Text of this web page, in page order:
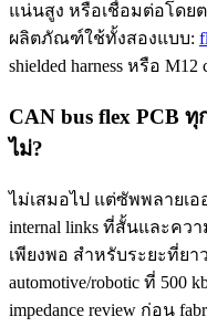
แน่นสูง หรือเชื่อมต่อโดยต
ผลิตภัณฑ์ใช้ทั้งสองแบบ:
shielded harness หรือ
CAN bus flex PCB
ไม่?
ไม่เสมอไป แต่ซัพพลายเอ
internal links ที่สั้นและควา
เพียงพอ สำหรับระยะที่ย
automotive/robotic ที่ 500
impedance review ก่อน